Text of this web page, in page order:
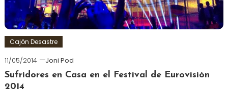
Cajón Desastre
11/05/2014
Joni Pod
Sufridores en Casa en el Festival de Eurovisión
2014